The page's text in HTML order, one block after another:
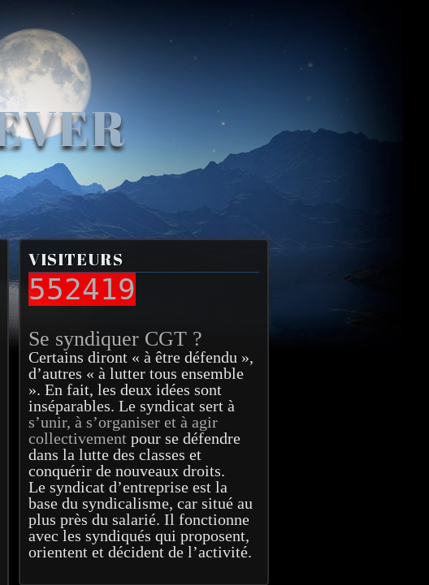
VISITEURS
552419
Se syndiquer CGT ?
Certains diront « à être défendu »,
d’autres « à lutter tous ensemble
». En fait, les deux idées sont
inséparables. Le syndicat sert à
s’unir, à s’organiser et à agir
collectivement pour se défendre
dans la lutte des classes et
conquérir de nouveaux droits.
Le syndicat d’entreprise est la
base du syndicalisme, car situé au
plus près du salarié. Il fonctionne
avec les syndiqués qui proposent,
orientent et décident de l’activité.